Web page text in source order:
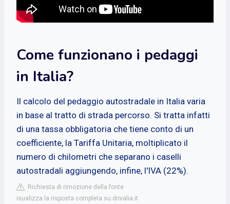
Come funzionano i pedaggi
in Italia?
Il calcolo del pedaggio autostradale in Italia varia
in base al tratto di strada percorso. Si tratta infatti
di una tassa obbligatoria che tiene conto di un
coefficiente, la Tariffa Unitaria, moltiplicato il
numero di chilometri che separano i caselli
autostradali aggiungendo, infine, l'IVA (22%).
Richiesta di rimozione della fonte
isualizza la risposta completa su drivalia.it